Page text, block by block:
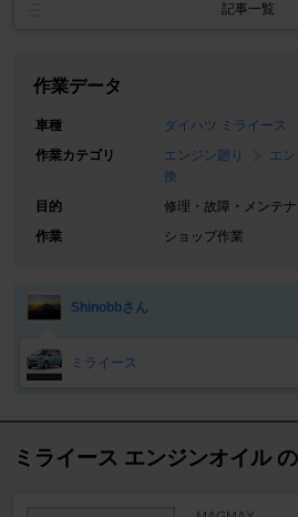
記事一覧
作業データ
車種
ダイハツ ミライース
作業カテゴリ
エンジン廻り エ
換
目的
修理・故障・メンテナ
作業
ショップ作業
Shinobbさん
ミライース
ミライース エンジンオイル